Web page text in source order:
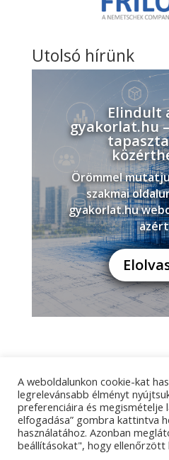
Utolsó hírünk
Elindult
gyakorlat.hu
Örömmel
szakmai
gyakorlat.hu
Adatkezelési
A weboldalunkon cookie-kat
legrelevánsabb élményt
preferenciáira és megismételje
elfogadása” gombra kattintva
használatához. Azonban
beállításokat", hogy ellenőrzött